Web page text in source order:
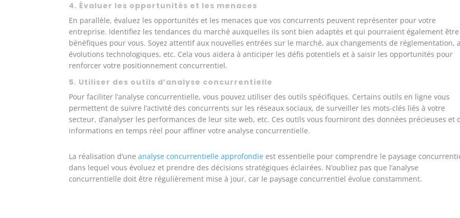
4. Évaluer les opportunités et les menaces
En parallèle, évaluez les opportunités et les menaces que vos concurrents peuvent représenter pour votre
entreprise. Identifiez les tendances du marché auxquelles ils sont bien adaptés et qui pourraient également être
bénéfiques pour vous. Soyez attentif aux nouvelles entrées sur le marché, aux changements de réglementation,
évolutions technologiques, etc. Cela vous aidera à anticiper les défis potentiels et à saisir les opportunités pour
renforcer votre positionnement concurrentiel.
5. Utiliser des outils d’analyse concurrentielle
Pour faciliter l’analyse concurrentielle, vous pouvez utiliser des outils spécifiques. Certains outils en ligne vous
permettent de suivre l’activité des concurrents sur les réseaux sociaux, de surveiller les mots-clés liés à votre
secteur, d’analyser les performances de leur site web, etc. Ces outils vous fourniront des données précieuses et
informations en temps réel pour affiner votre analyse concurrentielle.
La réalisation d’uneanalyse concurrentielle approfondie est essentielle pour comprendre le paysage
dans lequel vous évoluez et prendre des décisions stratégiques éclairées. N’oubliez pas que l’analyse
concurrentielle doit être régulièrement mise à jour, car le paysage concurrentiel évolue constamment.